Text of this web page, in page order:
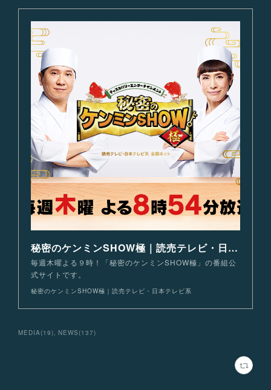
秘密のケンミンSHOW極｜読売テレビ・日本テレビ系
毎週木曜よる９時！「秘密のケンミンSHOW極」の番組公
式サイトです。
秘密のケンミンSHOW極｜読売テレビ・日本テレビ系
MEDIA(19) NEWS (137)